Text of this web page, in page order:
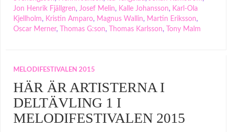
Jon Henrik Fjällgren, Josef Melin, Kalle Johansson, Karl-Ola
Kjellholm, Kristin Amparo, Magnus Wallin, Martin Eriksson,
Oscar Merner, Thomas G:son, Thomas Karlsson, Tony Malm
MELODIFESTIVALEN 2015
HÄR ÄR ARTISTERNA I
DELTÄVLING 1 I
MELODIFESTIVALEN 2015